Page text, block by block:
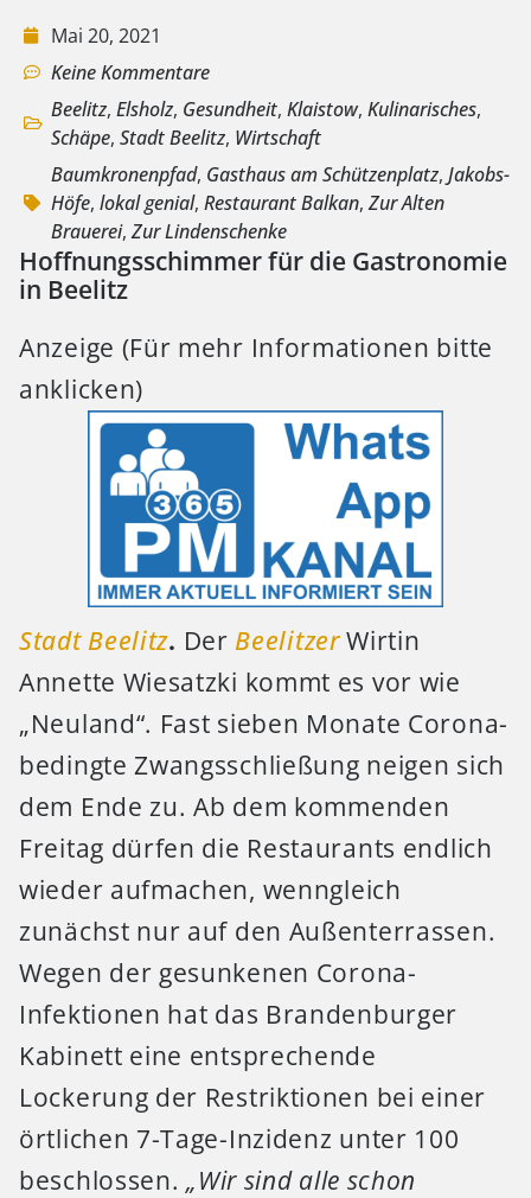
Mai 20, 2021
Keine Kommentare
Beelitz, Elsholz, Gesundheit, Klaistow, Kulinarisches,
Schäpe, Stadt Beelitz, Wirtschaft
Baumkronenpfad, Gasthaus am Schützenplatz, Jakobs-
Höfe, lokal genial, Restaurant Balkan,Zur Alten
Brauerei,Zur Lindenschenke
Hoffnungsschimmer für die Gastronomie
in Beelitz
Anzeige (Für mehr Informationen bitte
anklicken)
Stadt Beelitz. Der BeelitzerWirtin
Annette Wiesatzki kommt es vor wie
„Neuland“. Fast sieben Monate Corona-
bedingte Zwangsschließung neigen sich
dem Ende zu. Ab dem kommenden
Freitag dürfen die Restaurants endlich
wieder aufmachen, wenngleich
zunächst nur auf den Außenterrassen.
Wegen der gesunkenen Corona-
Infektionen hat das Brandenburger
Kabinett eine entsprechende
Lockerung der Restriktionen bei einer
örtlichen 7-Tage-Inzidenz unter 100
beschlossen.„Wir sind alle schon